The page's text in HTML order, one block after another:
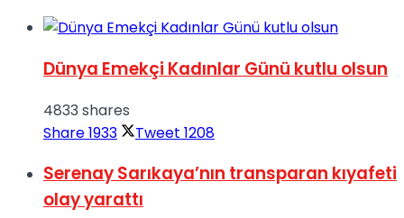
Dünya Emekçi Kadınlar Günü kutlu olsun
4833 shares
Share1933 Tweet 1208
Serenay Sarıkaya’nın transparan kıyafeti
olay yarattı